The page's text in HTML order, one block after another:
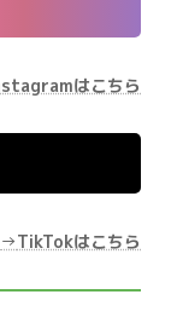
はこちら
→TikTokはこちら